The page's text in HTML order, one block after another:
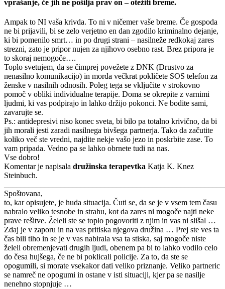
vprašanje, če jih ne pošilja prav on – otežiti breme.
Ampak to NI vaša krivda. To ni v ničemer vaše breme. Če gospoda
ne bi prijavili, bi se zelo verjetno en dan zgodilo kriminalno dejanje,
ki bi pomenilo smrt… in po drugi strani – nasilneže redkokaj zares
strezni, zato je pripor nujen za njihovo osebno rast. Brez pripora je
to skoraj nemogoče….
Toplo svetujem, da se čimprej povežete z DNK (Drustvo za
nenasilno komunikacijo) in morda večkrat pokličete SOS telefon za
ženske v nasilnih odnosih. Poleg tega se vključite v strokovno
pomoč v obliki individualne terapije. Doma se okrepite z varnimi
ljudmi, ki vas podpirajo in lahko držijo pokonci. Ne bodite sami,
zavarujte se.
Ps.: antidepresivi niso konec sveta, bi bilo pa totalno krivično, da bi
jih morali jesti zaradi nasilnega bivšega partnerja. Tako da začutite
koliko več ste vredni, najdite nekje vašo jezo in poskrbite zase. To
vam pripada. Vedno pa se lahko obrnete tudi na nas.
Vse dobro!
Komentar je napisala družinska terapevtka Katja K. Knez
Steinbuch.
Spoštovana,
to, kar opisujete, je huda situacija. Čuti se, da se je v vsem tem času
nabralo veliko tesnobe in strahu, kot da zares ni mogoče najti neke
prave rešitve. Želeli ste se toplo pogovoriti z njim in vas ni slišal …
Zdaj je v zaporu in na vas pritiska njegova družina … Prej ste ves ta
čas bili tiho in se je v vas nabirala vsa ta stiska, saj mogoče niste
želeli obremenjevati drugih ljudi, obenem pa bi to lahko vodilo celo
do česa hujšega, če ne bi poklicali policije. Za to, da ste se
opogumili, si morate vsekakor dati veliko priznanje. Veliko partneric
se namreč ne opogumi in ostane v isti situaciji, kjer pa se nasilje
nenehno stopnjuje …